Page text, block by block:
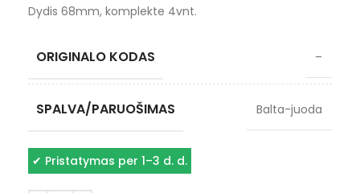
Dydis 68mm, komplekte 4vnt.
ORIGINALO KODAS –
SPALVA/PARUOŠIMAS Balta-juoda
✔ Pristatymas per 1–3 d. d.